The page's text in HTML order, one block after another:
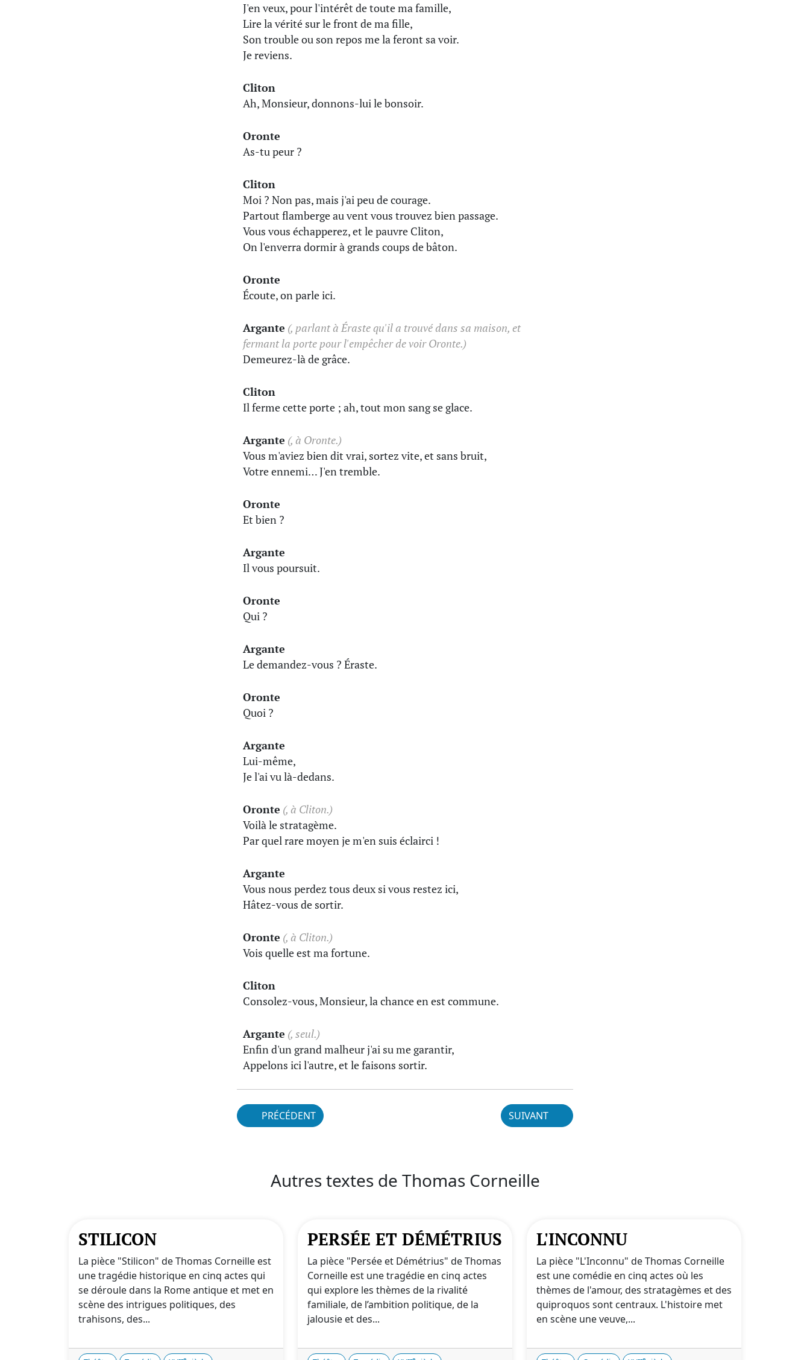
J'en veux, pour l'intérêt de toute ma famille,
Lire la vérité sur le front de ma fille,
Son trouble ou son repos me la feront sa voir.
Je reviens.
Cliton
Ah, Monsieur, donnons-lui le bonsoir.
Oronte
As-tu peur ?
Cliton
Moi ? Non pas, mais j'ai peu de courage.
Partout flamberge au vent vous trouvez bien passage.
Vous vous échapperez, et le pauvre Cliton,
On l'enverra dormir à grands coups de bâton.
Oronte
Écoute, on parle ici.
Argante (, parlant à Éraste qu'il a trouvé dans sa maison, et
fermant la porte pour l'empêcher de voir Oronte.)
Demeurez-là de grâce.
Cliton
Il ferme cette porte ; ah, tout mon sang se glace.
Argante (, à Oronte.)
Vous m'aviez bien dit vrai, sortez vite, et sans bruit,
Votre ennemi… J'en tremble.
Oronte
Et bien ?
Argante
Il vous poursuit.
Oronte
Qui ?
Argante
Le demandez-vous ? Éraste.
Oronte
Quoi ?
Argante
Lui-même,
Je l'ai vu là-dedans.
Oronte (, à Cliton.)
Voilà le stratagème.
Par quel rare moyen je m'en suis éclairci !
Argante
Vous nous perdez tous deux si vous restez ici,
Hâtez-vous de sortir.
Oronte (, à Cliton.)
Vois quelle est ma fortune.
Cliton
Consolez-vous, Monsieur, la chance en est commune.
Argante (, seul.)
Enfin d'un grand malheur j'ai su me garantir,
Appelons ici l'autre, et le faisons sortir.
PRÉCÉDENT SUIVANT
Autres textes de Thomas Corneille
STILICON
La pièce "Stilicon" de Thomas Corneille est
une tragédie historique en cinq actes qui
se déroule dans la Rome antique et met en
scène des intrigues politiques, des
trahisons, des...
PERSÉE ET DÉMÉTRIUS
La pièce "Persée et Démétrius" de Thomas
Corneille est une tragédie en cinq actes
qui explore les thèmes de la rivalité
familiale, de l’ambition politique, de la
jalousie et des...
L'INCONNU
La pièce "L'Inconnu" de Thomas Corneille
est une comédie en cinq actes où les
thèmes de l'amour, des stratagèmes et des
quiproquos sont centraux. L'histoire met
en scène une veuve,...